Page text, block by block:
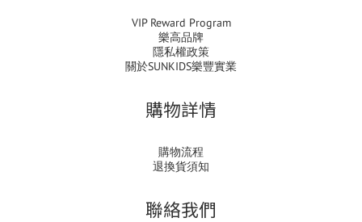
VIP Reward Program
樂高品牌
隱私權政策
關於SUNKIDS樂豐實業
購物詳情
購物流程
退換貨須知
聯絡我們